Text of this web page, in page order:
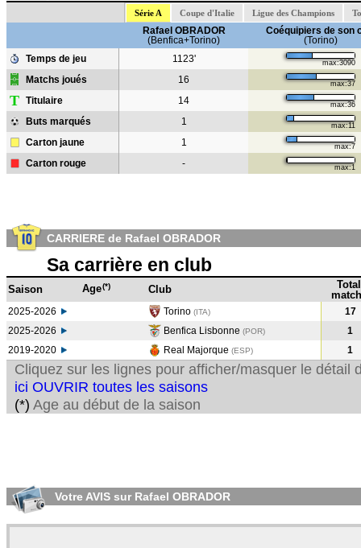
Série A Coupe d'Italie Ligue des Champions
Rafael OBRADOR
(Benfica+Torino)
Coéquipiers de son
(Torino)
Temps de jeu
1123' max:3090
Matchs joués 16 max:37
T Titulaire 14 max:36
Buts marqués 1 max:11
Carton jaune 1 max:7
Carton rouge - max:1
CARRIERE de Rafael OBRADOR
Sa carrière en club
Saison Age(*) Club
Total
2025-2026 Torino (ITA)
17
2025-2026
Benfica Lisbonne (POR)
1
2019-2020
Real Majorque (ESP) 1
Cliquez sur les lignes pour afficher/masquer le détail
ici OUVRIR toutes les saisons
(*) Age au début de la saison
Votre AVIS sur Rafael OBRADOR